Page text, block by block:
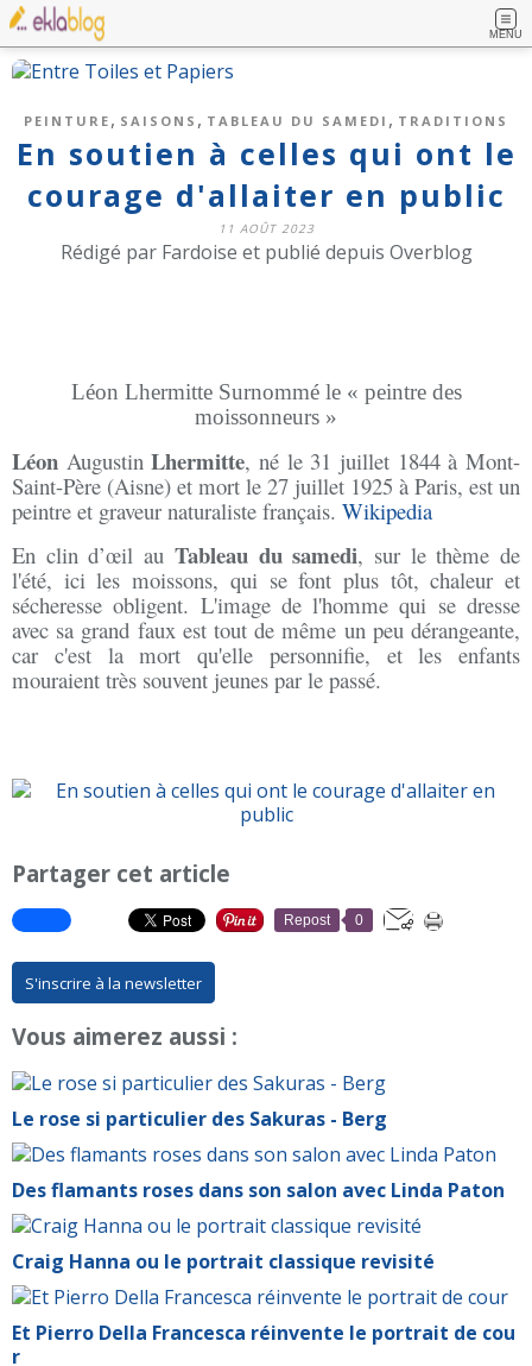
MENU
PEINTURE , SAISONS , TABLEAU DU SAMEDI , TRADITIONS
En soutien à celles qui ont le
courage d'allaiter en public
11 AOÛT 2023
Rédigé par Fardoise et publié depuis Overblog
Léon Lhermitte Surnommé le « peintre des
moissonneurs »
Léon AugustinLhermitte, né le 31 juillet 1844 à Mont-
Saint-Père (Aisne) et mort le 27 juillet 1925 à Paris, est un
peintre et graveur naturaliste français. Wikipedia
En clin d’œil au Tableau du samedi, sur le thème de
l'été, ici les moissons, qui se font plus tôt, chaleur et
sécheresse obligent. L'image de l'homme qui se dresse
avec sa grand faux est tout de même un peu dérangeante,
car c'est la mort qu'elle personnifie, et les enfants
mouraient très souvent jeunes par le passé.
Partager cet article
Repost 0
S'inscrire à la newsletter
Vous aimerez aussi :
Le rose si particulier des Sakuras - Berg
Des flamants roses dans son salon avec Linda Paton
Craig Hanna ou le portrait classique revisité
Et Pierro Della Francesca réinvente le portrait de cou
r